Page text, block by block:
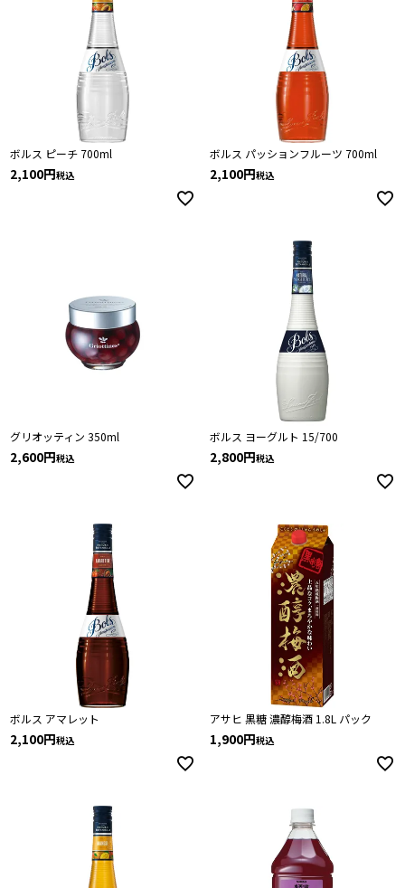
ボルス ピーチ 700ml
2,100 税込
ボルス パッションフルーツ 700ml
2,100 税込
グリオッティン 350ml
2,600 税込
ボルス ヨーグルト 15/700
2,800 税込
ボルス アマレット
2,100 税込
アサヒ 黒糖 濃醇梅酒 1.8L パック
1,900 税込